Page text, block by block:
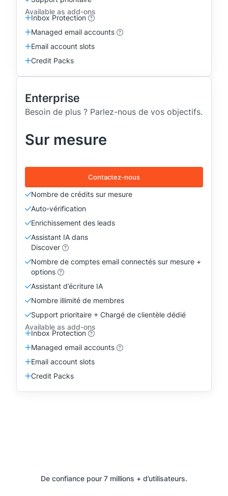
Available as add-ons
Inbox Protection
Managed email accounts
Email account slots
Credit Packs
Enterprise
Besoin de plus ? Parlez-nous de vos objectifs.
Sur mesure
Contactez-nous
Nombre de crédits sur mesure
Auto-vérification
Enrichissement des leads
Assistant IA dans
Discover
Nombre de comptes email connectés sur mesure +
options
Assistant d’écriture IA
Nombre illimité de membres
Support prioritaire + Chargé de clientèle dédié
Available as add-ons
Inbox Protection
Managed email accounts
Email account slots
Credit Packs
De confiance pour 7 millions + d’utilisateurs.